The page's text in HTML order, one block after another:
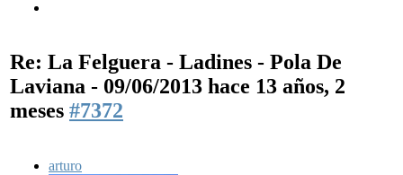
Re: La Felguera - Ladines - Pola De
Laviana - 09/06/2013 hace 13 años, 2
meses #7372
arturo